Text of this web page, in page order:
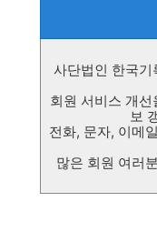
사단법인 한국
회원 서비스 개
보
전화, 문자, 이메
많은 회원 여러